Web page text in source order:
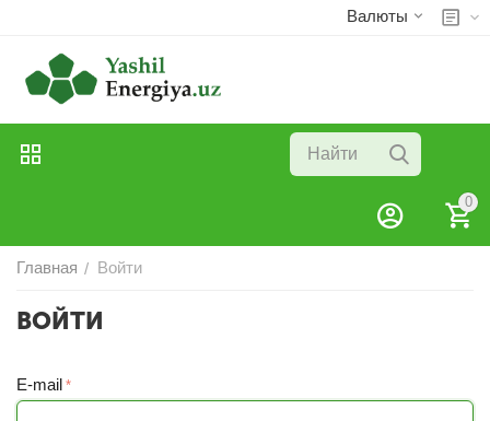
Валюты
0
Главная / Войти
ВОЙТИ
E-mail